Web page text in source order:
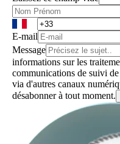
E-mail
Message
informations sur les
communications de suivi
via d'autres canaux
désabonner à tout moment.